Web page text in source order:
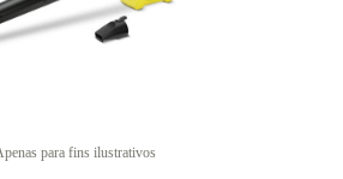
para fins ilustrativos